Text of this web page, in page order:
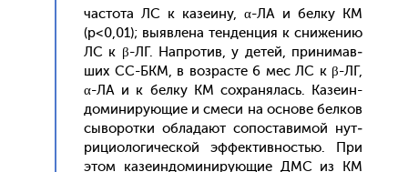
час­то­та ЛС к ка­зе­ину, α-ЛА и бел­ку КМ
(p<0,01); вы­яв­ле­на тен­денция к сни­жению
ЛС к β-ЛГ. Нап­ро­тив, у де­тей, при­нимав­
ших СС-БКМ, в воз­расте 6 мес ЛС к β-ЛГ,
α-ЛА и к бел­ку КМ сох­ра­нялась. Ка­зе­ин-
до­мини­ру­ющие и сме­си на ос­но­ве бел­ков
сы­ворот­ки об­ла­да­ют со­пос­та­вимой нут­
ри­ци­оло­гичес­кой эф­фектив­ностью. При
этом ка­зе­ин­до­мини­ру­ющие ДМС из КМ